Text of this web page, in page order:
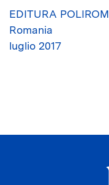
EDITURA POLIROM
Romania
luglio 2017